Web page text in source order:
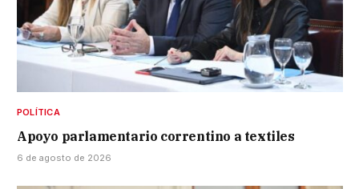
POLÍTICA
Apoyo parlamentario correntino a textiles
6 de agosto de 2026